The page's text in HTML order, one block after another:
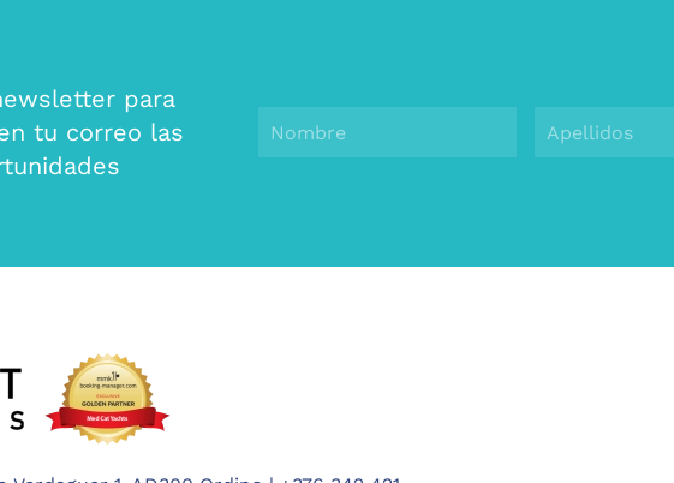
para
tu correo las